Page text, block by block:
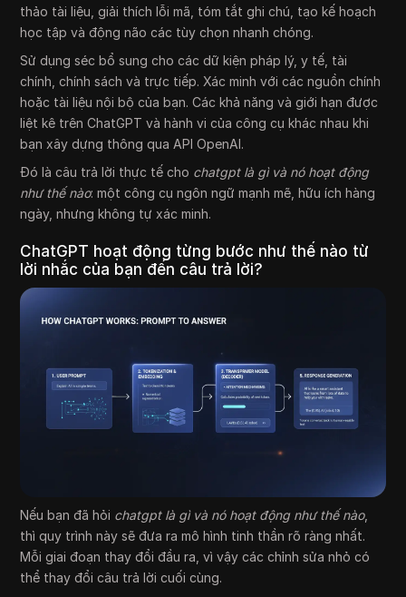
thảo tài liệu, giải thích lỗi mã, tóm tắt ghi chú, tạo kế hoạch
học tập và động não các tùy chọn nhanh chóng.
Sử dụng séc bổ sung cho các dữ kiện pháp lý, y tế, tài
chính, chính sách và trực tiếp. Xác minh với các nguồn chính
hoặc tài liệu nội bộ của bạn. Các khả năng và giới hạn được
liệt kê trên ChatGPT và hành vi của công cụ khác nhau khi
bạn xây dựng thông qua API OpenAI.
Đó là câu trả lời thực tế cho chatgpt là gì và nó hoạt động
như thế nào: một công cụ ngôn ngữ mạnh mẽ, hữu ích hàng
ngày, nhưng không tự xác minh.
ChatGPT hoạt động từng bước như thế nào từ
lời nhắc của bạn đến câu trả lời?
Nếu bạn đã hỏi chatgpt là gì và nó hoạt động như thế nào,
thì quy trình này sẽ đưa ra mô hình tinh thần rõ ràng nhất.
Mỗi giai đoạn thay đổi đầu ra, vì vậy các chỉnh sửa nhỏ có
thể thay đổi câu trả lời cuối cùng.